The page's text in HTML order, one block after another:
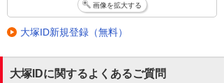
画像を拡大する
大塚ID新規登録（無料）
大塚IDに関するよくあるご質問